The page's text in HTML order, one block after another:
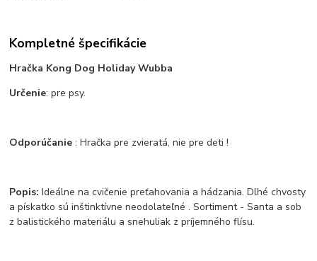
Kompletné špecifikácie
Hračka Kong Dog Holiday Wubba
Určenie: pre psy.
Odporúčanie: Hračka pre zvieratá, nie pre deti !
Popis:Ideálne na cvičenie preťahovania a hádzania. Dlhé chvosty
a pískatko sú inštinktívne neodolateľné . Sortiment - Santa a sob
z balistického materiálu a snehuliak z príjemného flísu.